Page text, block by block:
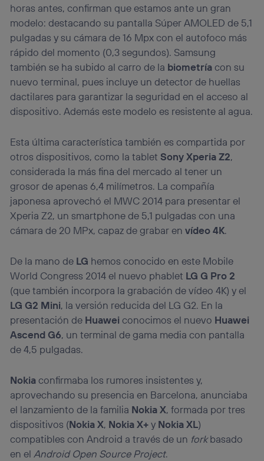
horas antes, confirman que estamos ante un gran
modelo: destacando su pantalla Súper AMOLED de 5,1
pulgadas y su cámara de 16 Mpx con el autofoco más
rápido del momento (0,3 segundos). Samsung
también se ha subido al carro de la biometríacon su
nuevo terminal, pues incluye un detector de huellas
dactilares para garantizar la seguridad en el acceso al
dispositivo. Además este modelo es resistente al agua.
Esta última característica también es compartida por
otros dispositivos, como la tabletSony Xperia Z2,
considerada la más fina del mercado al tener un
grosor de apenas 6,4 milímetros. La compañía
japonesa aprovechó el MWC 2014 para presentar el
Xperia Z2, un smartphone de 5,1 pulgadas con una
cámara de 20 MPx, capaz de grabar envídeo 4K.
De la mano de LG hemos conocido en este Mobile
World Congress 2014 el nuevo phablet LG G Pro 2
(que también incorpora la grabación de vídeo 4K) y el
LG G2 Mini, la versión reducida del LG G2. En la
presentación de Huawei conocimos el nuevo Huawei
Ascend G6, un terminal de gama media con pantalla
de 4,5 pulgadas.
Nokiaconfirmaba los rumores insistentes y,
aprovechando su presencia en Barcelona, anunciaba
el lanzamiento de la familia Nokia X, formada por tres
dispositivos (Nokia X, Nokia X+y Nokia XL)
compatibles con Android a través de un forkbasado
en el Android Open Source Project.